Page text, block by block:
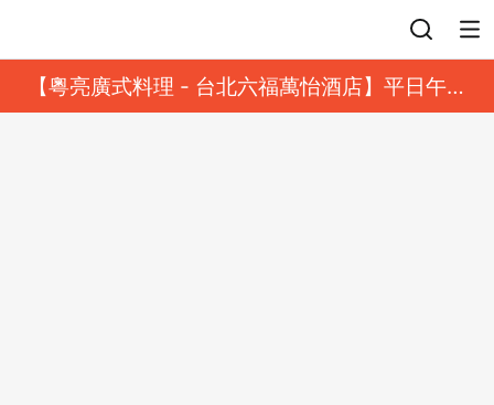
【粵亮廣式料理 - 台北六福萬怡酒店】平日午餐
8 折起｜靓港點套餐